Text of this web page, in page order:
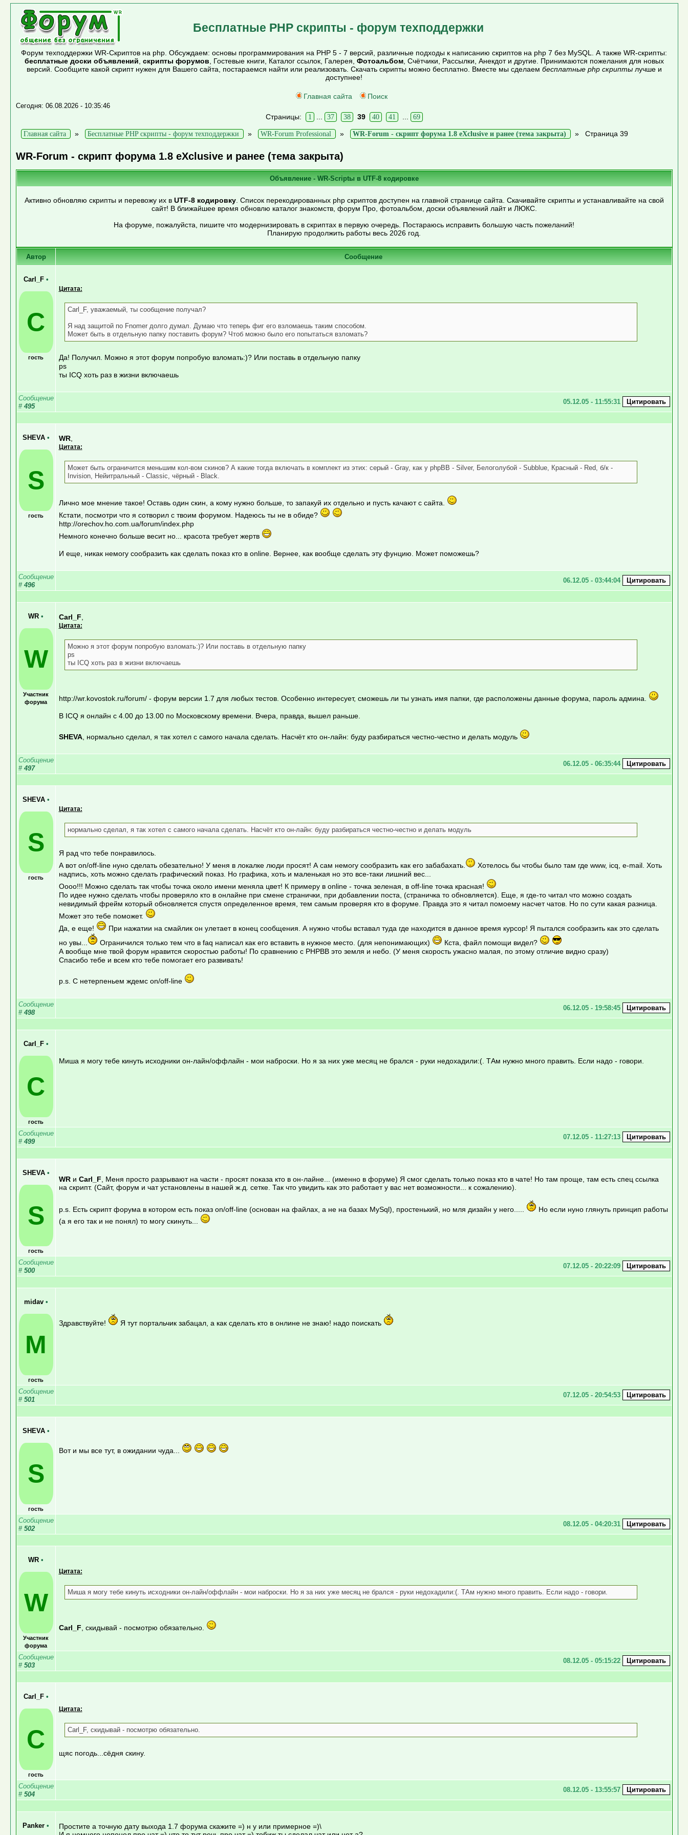
Бесплатные PHP скрипты - форум техподдержки
Форум техподдержки WR-Скриптов на php. Обсуждаем: основы программирования на PHP 5 - 7 версий, различные подходы к написанию скриптов на php 7 без MySQL. А также WR-скрипты:
бесплатные доски объявлений скрипты форумов , Гостевые книги, Каталог ссылок, Галерея, Фотоальбом, Счётчики, Рассылки, Анекдот и другие. Принимаются пожелания для новых
версий. Сообщите какой скрипт нужен для Вашего сайта, постараемся найти или реализовать. Скачать скрипты можно бесплатно. Вместе мы сделаем бесплатные php скриптылучше и
доступнее!
Главная сайта Поиск
Сегодня: 06.08.2026 - 10:35:46
Страницы: 1 ... 37 38 39 40 41 ... 69
Главная сайта » Бесплатные PHP скрипты - форум техподдержки » WR-Forum Professional » WR-Forum - скрипт форума 1.8 eXclusive и ранее (тема закрыта) » Страница 39
WR-Forum - скрипт форума 1.8 eXclusive и ранее (тема закрыта)
Объявление - WR-Scriptы в UTF-8 кодировке
Активно обновляю скрипты и перевожу их в UTF-8 кодировку. Список перекодированных php скриптов доступен на главной странице сайта. Скачивайте скрипты и устанавливайте на свой
сайт! В ближайшее время обновлю каталог знакомств, форум Про, фотоальбом, доски объявлений лайт и ЛЮКС.
На форуме, пожалуйста, пишите что модернизировать в скриптах в первую очередь. Постараюсь исправить большую часть пожеланий!
Планирую продолжить работы весь 2026 год.
Автор Сообщение
Carl_F •
C
гость
Цитата:
Carl_F, уважаемый, ты сообщение получал?
Я над защитой по Fnomer долго думал. Думаю что теперь фиг его взломаешь таким способом.
Может быть в отдельную папку поставить форум? Чтоб можно было его попытаться взломать?
Да! Получил. Можно я этот форум попробую взломать:)? Или поставь в отдельную папку
ps
ты ICQ хоть раз в жизни включаешь
Сообщение
# 495
05.12.05 - 11:55:31
SHEVA •
S
гость
WR,
Цитата:
Может быть ограничится меньшим кол-вом скинов? А какие тогда включать в комплект из этих: серый - Gray, как у phpBB - Silver, Белоголубой - Subblue, Красный - Red, б/к -
Invision, Нейитральный - Classic, чёрный - Black.
Лично мое мнение такое! Оставь один скин, а кому нужно больше, то запакуй их отдельно и пусть качают с сайта.
Кстати, посмотри что я сотворил с твоим форумом. Надеюсь ты не в обиде?
http://orechov.ho.com.ua/forum/index.php
Немного конечно больше весит но... красота требует жертв
И еще, никак немогу сообразить как сделать показ кто в online. Вернее, как вообще сделать эту фунцию. Может поможешь?
Сообщение
# 496
06.12.05 - 03:44:04
WR •
W
Участник
форума
Carl_F
Цитата:
Можно я этот форум попробую взломать:)? Или поставь в отдельную папку
ps
ты ICQ хоть раз в жизни включаешь
http://wr.kovostok.ru/forum/ - форум версии 1.7 для любых тестов. Особенно интересует, сможешь ли ты узнать имя папки, где расположены данные форума, пароль админа.
В ICQ я онлайн с 4.00 до 13.00 по Московскому времени. Вчера, правда, вышел раньше.
SHEVA, нормально сделал, я так хотел с самого начала сделать. Насчёт кто он-лайн: буду разбираться честно-честно и делать модуль
Сообщение
# 497
06.12.05 - 06:35:44
SHEVA •
S
гость
Цитата:
нормально сделал, я так хотел с самого начала сделать. Насчёт кто он-лайн: буду разбираться честно-честно и делать модуль
Я рад что тебе понравилось.
А вот on/off-line нуно сделать обезательно! У меня в локалке люди просят! А сам немогу сообразить как его забабахать.
Хотелось бы чтобы было там где www, icq, e-mail. Хоть
надпись, хоть можно сделать графический показ. Но графика, хоть и маленькая но это все-таки лишний вес...
Оооо!!! Можно сделать так чтобы точка около имени меняла цвет! К примеру в online - точка зеленая, в off-line точка красная!
По идее нужно сделать чтобы проверяло кто в онлайне при смене странички, при добавлении поста, (страничка то обновляется). Еще, я где-то читал что можно создать
невидимый фрейм который обновляется спустя определенное время, тем самым проверяя кто в форуме. Правда это я читал помоему насчет чатов. Но по сути какая разница.
Может это тебе поможет.
Да, е еще!
При нажатии на смайлик он улетает в конец сообщения. А нужно чтобы вставал туда где находится в данное время курсор! Я пытался сообразить как это сделать
но увы...
Ограничился только тем что в faq написал как его вставить в нужное место. (для непонимающих)
Кста, файл помощи видел?
А вообще мне твой форум нравится скоростью работы! По сравнению с PHPBB это земля и небо. (У меня скорость ужасно малая, по этому отличие видно сразу)
Спасибо тебе и всем кто тебе помогает его развивать!
p.s. С нетерпеньем ждемс on/off-line
Сообщение
# 498
06.12.05 - 19:58:45
Carl_F •
C
гость
Миша я могу тебе кинуть исходники он-лайн/оффлайн - мои наброски. Но я за них уже месяц не брался - руки недохадили:(. ТАм нужно много править. Если надо - говори.
Сообщение
# 499
07.12.05 - 11:27:13
SHEVA •
S
гость
WRи Carl_F , Меня просто разрывают на части - просят показа кто в он-лайне... (именно в форуме) Я смог сделать только показ кто в чате! Но там проще, там есть спец ссылка
на скрипт. (Сайт, форум и чат установлены в нашей ж.д. сетке. Так что увидить как это работает у вас нет возможности... к сожалению).
p.s. Есть скрипт форума в котором есть показ on/off-line (основан на файлах, а не на базах MySql), простенький, но мля дизайн у него.....
Но если нуно глянуть принцип работы
(а я его так и не понял) то могу скинуть...
Сообщение
# 500
07.12.05 - 20:22:09
midav •
M
гость
Здравствуйте! Я тут портальчик забацал, а как сделать кто в онлине не знаю! надо поискать
Сообщение
# 501
07.12.05 - 20:54:53
SHEVA •
S
гость
Вот и мы все тут, в ожидании чуда...
Сообщение
# 502
08.12.05 - 04:20:31
WR •
W
Участник
форума
Цитата:
Миша я могу тебе кинуть исходники он-лайн/оффлайн - мои наброски. Но я за них уже месяц не брался - руки недохадили:(. ТАм нужно много править. Если надо - говори.
Carl_F , скидывай - посмотрю обязательно.
Сообщение
# 503
08.12.05 - 05:15:22
Carl_F •
C
гость
Цитата:
Carl_F, скидывай - посмотрю обязательно.
щяс погодь...сёдня скину.
Сообщение
# 504
08.12.05 - 13:55:57
Panker •
Простите а точную дату выхода 1.7 форума скажите =) н у или примерное =)\